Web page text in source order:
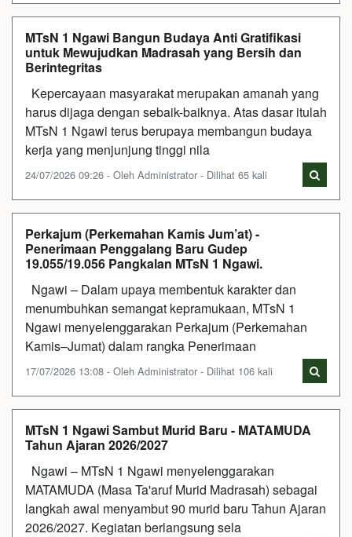
MTsN 1 Ngawi Bangun Budaya Anti Gratifikasi
untuk Mewujudkan Madrasah yang Bersih dan
Berintegritas
Kepercayaan masyarakat merupakan amanah yang
harus dijaga dengan sebaik-baiknya. Atas dasar itulah
MTsN 1 Ngawi terus berupaya membangun budaya
kerja yang menjunjung tinggi nila
24/07/2026 09:26 - Oleh Administrator - Dilihat 65 kali
Perkajum (Perkemahan Kamis Jum’at) -
Penerimaan Penggalang Baru Gudep
19.055/19.056 Pangkalan MTsN 1 Ngawi.
Ngawi – Dalam upaya membentuk karakter dan
menumbuhkan semangat kepramukaan, MTsN 1
Ngawi menyelenggarakan Perkajum (Perkemahan
Kamis–Jumat) dalam rangka Penerimaan
17/07/2026 13:08 - Oleh Administrator - Dilihat 106 kali
MTsN 1 Ngawi Sambut Murid Baru - MATAMUDA
Tahun Ajaran 2026/2027
Ngawi – MTsN 1 Ngawi menyelenggarakan
MATAMUDA (Masa Ta'aruf Murid Madrasah) sebagai
langkah awal menyambut 90 murid baru Tahun Ajaran
2026/2027. Kegiatan berlangsung sela